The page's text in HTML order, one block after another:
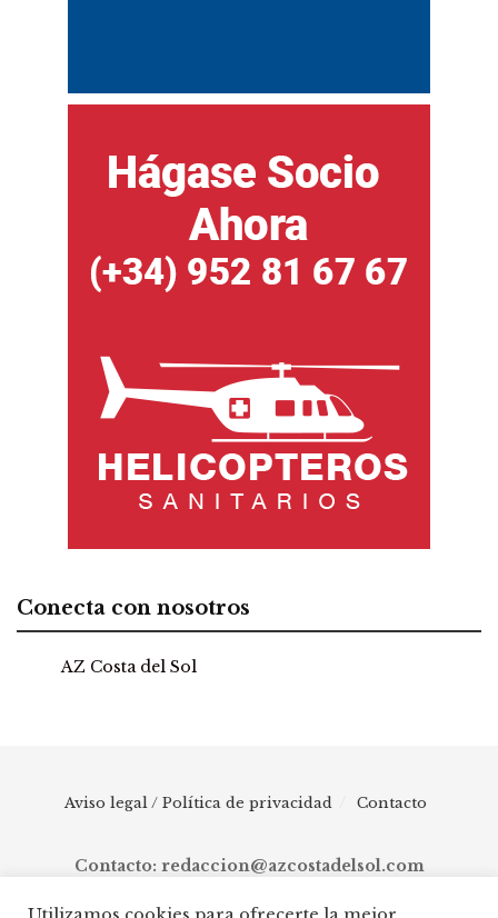
Conecta con nosotros
AZ Costa del Sol
Aviso legal / Política de privacidad Contacto
Contacto: redaccion@azcostadelsol.com